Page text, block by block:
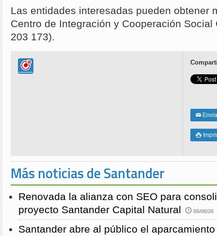
Las entidades interesadas pueden obtener
Centro de Integración y Cooperación Social
203 173).
✉

Más noticias de Santander
Renovada la alianza con SEO para
proyecto Santander Capital Natural
05/08/26
Santander abre al público el